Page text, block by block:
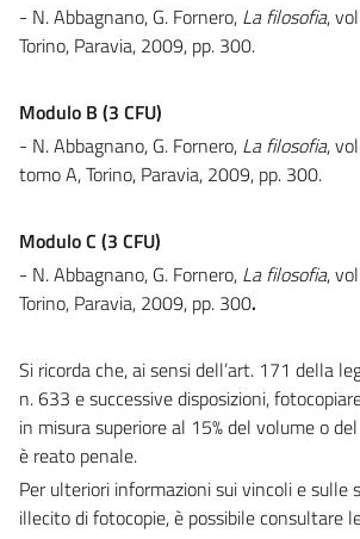
- N. Abbagnano, G. Fornero, La filosofia,
Torino, Paravia, 2009, pp. 300.
Modulo B (3 CFU)
- N. Abbagnano, G. Fornero, La filosofia,
tomo A, Torino, Paravia, 2009, pp. 300.
Modulo C (3 CFU)
- N. Abbagnano, G. Fornero, La filosofia,
Torino, Paravia, 2009, pp. 300.
Si ricorda che, ai sensi dell’art. 171 della
n. 633 e successive disposizioni,
in misura superiore al 15% del volume o
è reato penale.
Per ulteriori informazioni sui vincoli e sulle
illecito di fotocopie, è possibile consultare